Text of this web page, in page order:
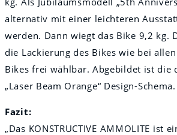
alternativ mit einer leichteren
werden. Dann wiegt das Bike 9,2 kg.
die Lackierung des Bikes wie bei allen
Bikes frei wählbar. Abgebildet ist die
„Laser Beam Orange“ Design-Schema.
Fazit:
„Das KONSTRUCTIVE AMMOLITE ist